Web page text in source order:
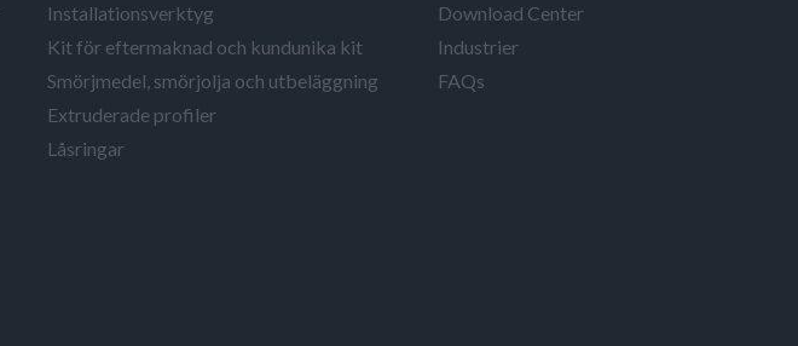
Installationsverktyg
Kit för eftermaknad och kundunika kit
Smörjmedel, smörjolja och utbeläggning
Extruderade profiler
Låsringar
Download Center
Industrier
FAQs